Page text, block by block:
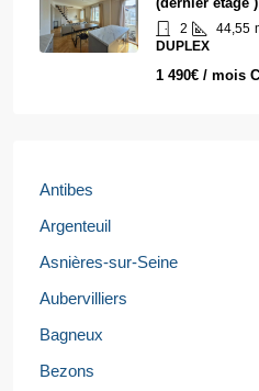
2 44,55
DUPLEX
1 490€ / mois
Antibes
Argenteuil
Asnières-sur-Seine
Aubervilliers
Bagneux
Bezons